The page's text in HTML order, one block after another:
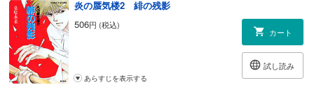
炎の蜃気楼2 緋の残影
506円 (税込)
カート
試し読み
あらすじを表示する